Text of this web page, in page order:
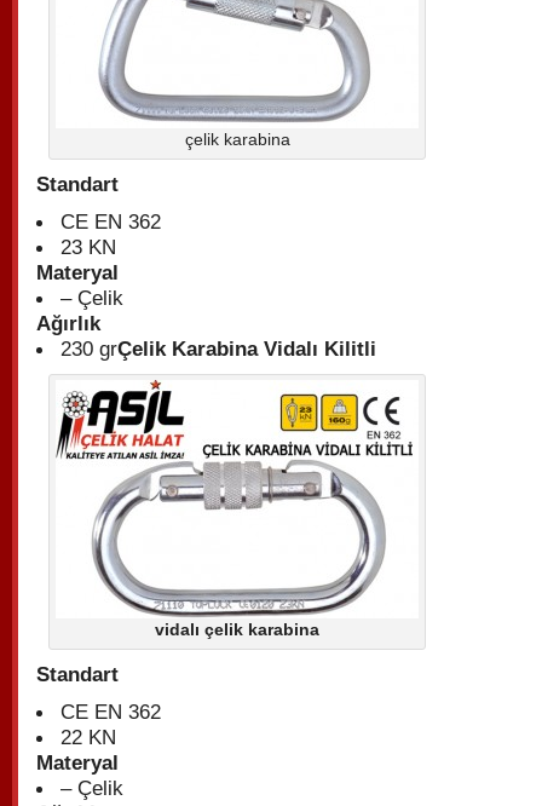
çelik karabina
Standart
CE EN 362
23 KN
Materyal
– Çelik
Ağırlık
230 grÇelik Karabina Vidalı Kilitli
vidalı çelik karabina
Standart
CE EN 362
22 KN
Materyal
– Çelik